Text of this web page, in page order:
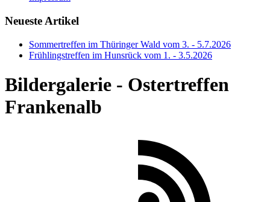
Neueste Artikel
Sommertreffen im Thüringer Wald vom 3. - 5.7.2026
Frühlingstreffen im Hunsrück vom 1. - 3.5.2026
Bildergalerie - Ostertreffen
Frankenalb